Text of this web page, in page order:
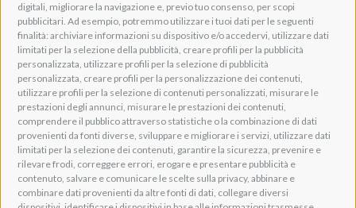
digitali, migliorare la navigazione e, previo tuo consenso, per scopi
pubblicitari. Ad esempio, potremmo utilizzare i tuoi dati per le seguenti
finalità: archiviare informazioni su dispositivo e/o accedervi, utilizzare dati
limitati per la selezione della pubblicità, creare profili per la pubblicità
personalizzata, utilizzare profili per la selezione di pubblicità
personalizzata, creare profili per la personalizzazione dei contenuti,
utilizzare profili per la selezione di contenuti personalizzati, misurare le
prestazioni degli annunci, misurare le prestazioni dei contenuti,
comprendere il pubblico attraverso statistiche o la combinazione di dati
provenienti da fonti diverse, sviluppare e migliorare i servizi, utilizzare dati
limitati per la selezione dei contenuti, garantire la sicurezza, prevenire e
rilevare frodi, correggere errori, erogare e presentare pubblicità e
contenuto, salvare e comunicare le scelte sulla privacy, abbinare e
combinare dati provenienti da altre fonti di dati, collegare diversi
Via della Zarga, 50
Lavis, 38015 TN, Italy
Tel: +39 0461 248211
P.IVA: IT01262500224
PEC: pec@pec.adeogroup.it
SDI: T04ZHR3
info@adeogroup.it
Adeo ProAV
Adeo HomeAV
Adeo Screen
Screen Research